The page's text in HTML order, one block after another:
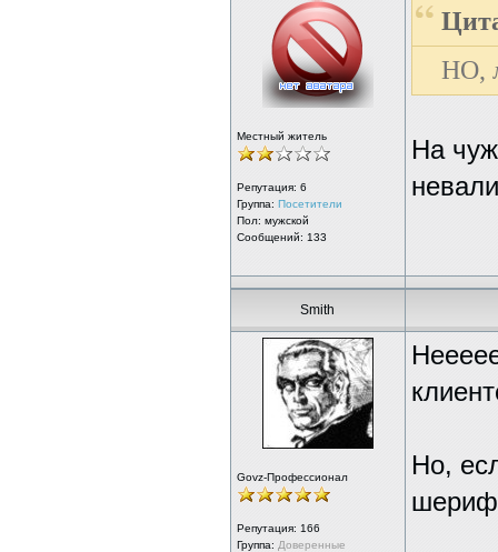
Местный житель
Репутация: 6
Группа: Посетители
Пол: мужской
Сообщений: 133
НО,
На
Smith
Govz-Профессионал
Репутация: 166
Группа: Доверенные
Но,